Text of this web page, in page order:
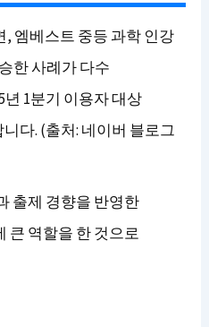
엠베스트 중등 과학 인강
한 사례가 다수
년 1분기 이용자 대상
다. (출처: 네이버 블로그
출제 경향을 반영한
큰 역할을 한 것으로